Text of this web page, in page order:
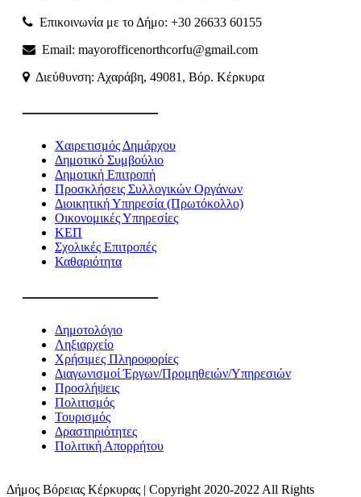
Επικοινωνία με το Δήμο: +30 26633 60155
Email: mayorofficenorthcorfu@gmail.com
Διεύθυνση: Αχαράβη, 49081, Βόρ. Κέρκυρα
———————
Χαιρετισμός Δημάρχου
Δημοτικό Συμβούλιο
Δημοτική Επιτροπή
Προσκλήσεις Συλλογικών Οργάνων
Διοικητική Υπηρεσία (Πρωτόκολλο)
Οικονομικές Υπηρεσίες
ΚΕΠ
Σχολικές Επιτροπές
Καθαριότητα
———————
Δημοτολόγιο
Ληξιαρχείο
Χρήσιμες Πληροφορίες
Διαγωνισμοί Έργων/Προμηθειών/Υπηρεσιών
Προσλήψεις
Πολιτισμός
Τουρισμός
Δραστηριότητες
Πολιτική Απορρήτου
Δήμος Βόρειας Κέρκυρας | Copyright 2020-2022 All Rights